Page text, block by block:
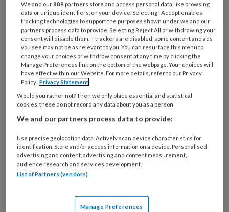
Wil je dit artikel lezen?
Maak gratis een account aan en lees 2
artikelen gratis per maand
Al een account of abonnement?Log dan in
Wat
is
e-
mailadres?
* *
Kies
je
wachtwoord*
We and our889 partners store and access personal data, like browsing
data or unique identifiers, on your device. Selecting I Accept enables
tracking technologies to support the purposes shown under we and our
partners process data to provide. Selecting Reject All or withdrawing your
consent will disable them. If trackers are disabled, some content and ads
you see may not be as relevant to you. You can resurface this menu to
change your choices or withdraw consent at any time by clicking the
Manage Preferences link on the bottom of the webpage. Your choices will
have effect within our Website. For more details, refer to our Privacy
Policy. Privacy Statement
Would you rather not? Then we only place essential and statistical
cookies, these do not record any data about you as a person
We and our partners process data to provide:
Use precise geolocation data. Actively scan device characteristics for
identification. Store and/or access information on a device. Personalised
advertising and content, advertising and content measurement,
audience research and services development.
List of Partners (vendors)
Manage Preferences